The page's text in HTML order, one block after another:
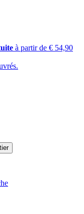
à partir de € 54,90